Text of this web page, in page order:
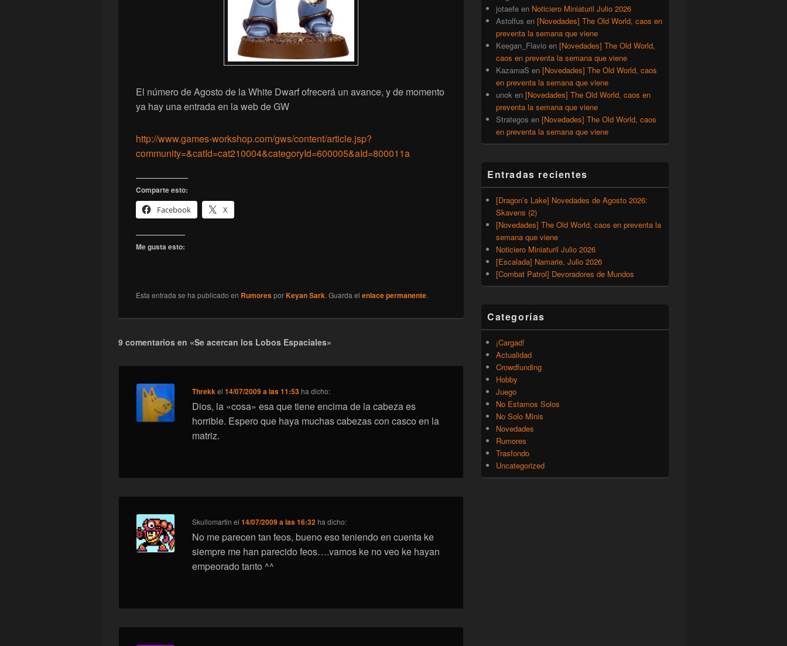
El número de Agosto de la White Dwarf ofrecerá un avance, y de momento
ya hay una entrada en la web de GW
http://www.games-workshop.com/gws/content/article.jsp?
community=&catId=cat210004&categoryId=600005&aId=800011a
Comparte esto:
Facebook
X
Me gusta esto:
Esta entrada se ha publicado en RumoresporKeyan Sark. Guarda el enlace permanente.
9 comentarios en «Se acercan los Lobos Espaciales»
Threkkel14/07/2009 a las 11:53ha dicho:
Dios, la «cosa» esa que tiene encima de la cabeza es
horrible. Espero que haya muchas cabezas con casco en la
matriz.
Skullomartin el14/07/2009 a las 16:32ha dicho:
No me parecen tan feos, bueno eso teniendo en cuenta ke
siempre me han parecido feos….vamos ke no veo ke hayan
empeorado tanto ^^
jotaefe en Noticiero Miniaturil Julio 2026
Astolfus en [Novedades] The Old World, caos en
preventa la semana que viene
Keegan_Flavio en [Novedades] The Old World,
caos en preventa la semana que viene
KazamaS en [Novedades] The Old World, caos
en preventa la semana que viene
unok en [Novedades] The Old World, caos en
preventa la semana que viene
Strategos en [Novedades] The Old World, caos
en preventa la semana que viene
Entradas recientes
[Dragon’s Lake] Novedades de Agosto 2026:
Skavens (2)
[Novedades] The Old World, caos en preventa la
semana que viene
Noticiero Miniaturil Julio 2026
[Escalada] Namarie, Julio 2026
[Combat Patrol] Devoradores de Mundos
Categorías
¡Cargad!
Actualidad
Crowdfunding
Hobby
Juego
No Estamos Solos
No Solo Minis
Novedades
Rumores
Trasfondo
Uncategorized